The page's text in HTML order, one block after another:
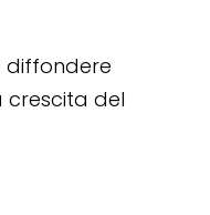
diffondere
crescita del